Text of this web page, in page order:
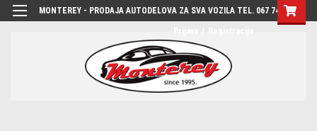
MONTEREY - PRODAJA AUTODELOVA ZA SVA VOZILA TEL. 067 7444-780